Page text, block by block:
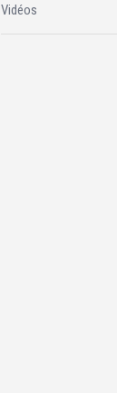
Vidéos